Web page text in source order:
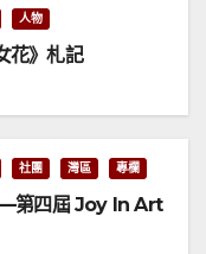
人物
花》札記
社團 灣區 專欄
第四屆 Joy In Art